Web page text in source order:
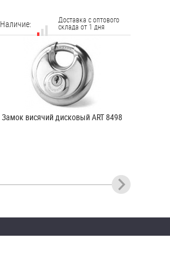
Наличие: Доставка с оптового
склада от 1 дня
Замок висячий дисковый ART 8498
Доставка с оптового
склада от 1 дня